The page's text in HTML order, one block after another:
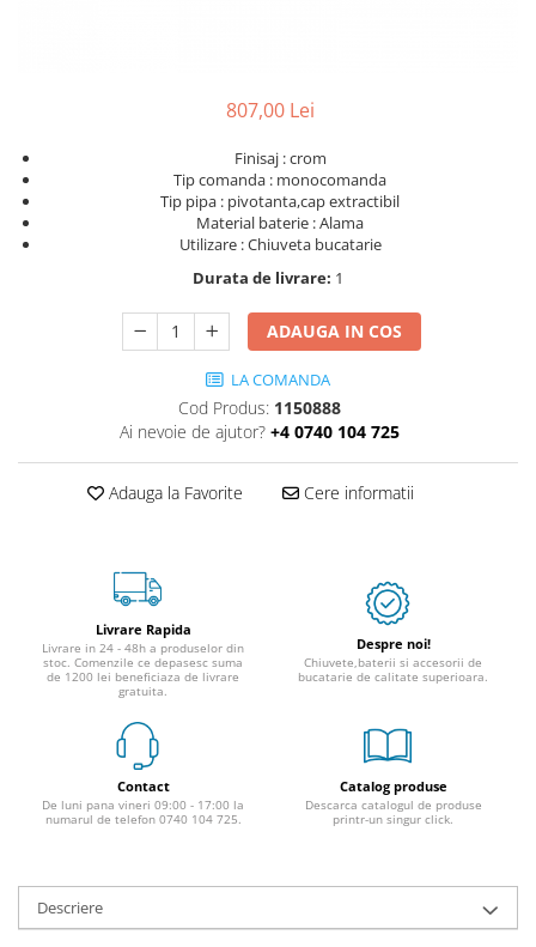
807,00 Lei
Finisaj : crom
Tip comanda : monocomanda
Tip pipa : pivotanta,cap extractibil
Material baterie : Alama
Utilizare : Chiuveta bucatarie
Durata de livrare: 1
ADAUGA IN COS
LA COMANDA
Cod Produs: 1150888
Ai nevoie de ajutor? +4 0740 104 725
Adauga la Favorite Cere informatii
Livrare Rapida
Livrare in 24 - 48h a produselor din
stoc. Comenzile ce depasesc suma
de 1200 lei beneficiaza de livrare
gratuita.
Despre noi!
Chiuvete,baterii si accesorii de
bucatarie de calitate superioara.
Contact
De luni pana vineri 09:00 - 17:00 la
numarul de telefon 0740 104 725.
Catalog produse
Descarca catalogul de produse
printr-un singur click.
Descriere